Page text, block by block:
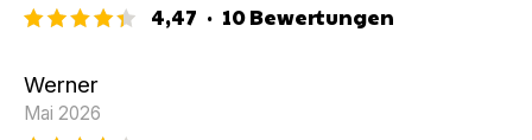
4,47 · 10Bewertungen
Werner
Mai 2026